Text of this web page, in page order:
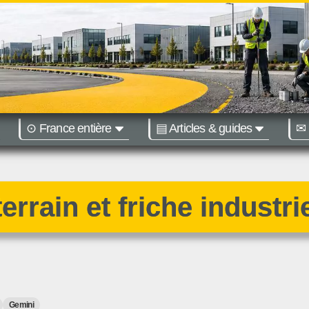
⊙ France entière ▤ Articles & guides ✉
Bordeaux
et friche
Gemini